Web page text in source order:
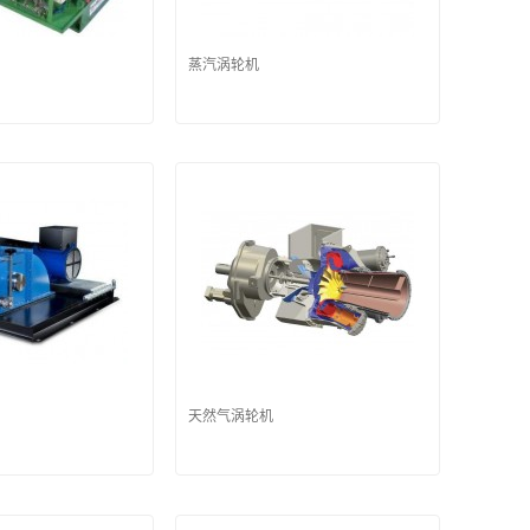
蒸汽涡轮机
天然气涡轮机